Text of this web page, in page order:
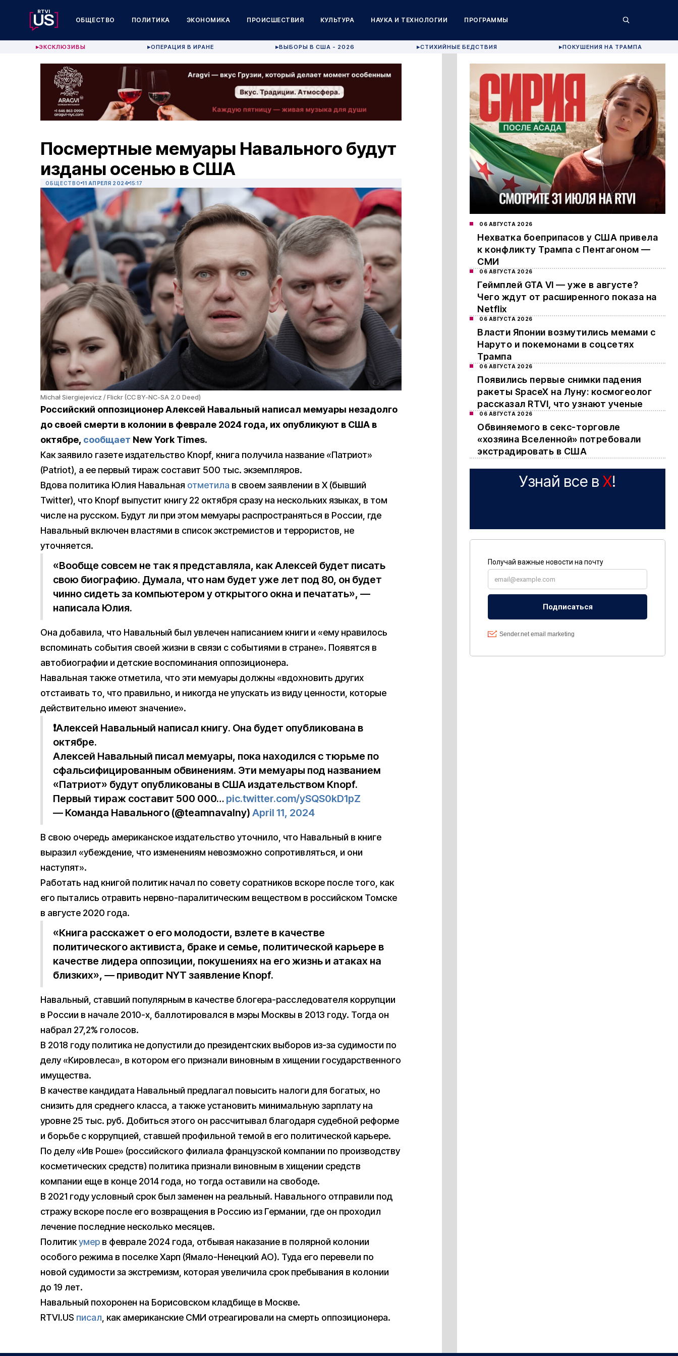
ОБЩЕСТВО ПОЛИТИКА ЭКОНОМИКА ПРОИСШЕСТВИЯ КУЛЬТУРА НАУКА И ТЕХНОЛОГИИ ПРОГРАММЫ
▶ЭКСКЛЮЗИВЫ ▶ОПЕРАЦИЯ В ИРАНЕ ▶ВЫБОРЫ В США - 2026 ▶СТИХИЙНЫЕ БЕДСТВИЯ ▶ПОКУШЕНИЯ НА ТРАМПА
Посмертные мемуары Навального будут
изданы осенью в США
ОБЩЕСТВО 11 АПРЕЛЯ 2024 15:17
Michał Siergiejevicz / Flickr (CC BY-NC-SA 2.0 Deed)
Российский оппозиционер Алексей Навальный написал мемуары незадолго
до своей смерти в колонии в феврале 2024 года, их опубликуют в США в
октябре, сообщает New York Times.
Как заявило газете издательство Knopf, книга получила название «Патриот»
(Patriot), а ее первый тираж составит 500 тыс. экземпляров.
Вдова политика Юлия Навальная отметила в своем заявлении в X (бывший
Twitter), что Knopf выпустит книгу 22 октября сразу на нескольких языках, в том
числе на русском. Будут ли при этом мемуары распространяться в России, где
Навальный включен властями в список экстремистов и террористов, не
уточняется.
«Вообще совсем не так я представляла, как Алексей будет писать
свою биографию. Думала, что нам будет уже лет под 80, он будет
чинно сидеть за компьютером у открытого окна и печатать», —
написала Юлия.
Она добавила, что Навальный был увлечен написанием книги и «ему нравилось
вспоминать события своей жизни в связи с событиями в стране». Появятся в
автобиографии и детские воспоминания оппозиционера.
Навальная также отметила, что эти мемуары должны «вдохновить других
отстаивать то, что правильно, и никогда не упускать из виду ценности, которые
действительно имеют значение».
❗️Алексей Навальный написал книгу. Она будет опубликована в
октябре.
Алексей Навальный писал мемуары, пока находился с тюрьме по
сфальсифицированным обвинениям. Эти мемуары под названием
«Патриот» будут опубликованы в США издательством Knopf.
Первый тираж составит 500 000… pic.twitter.com/ySQS0kD1pZ
— Команда Навального (@teamnavalny) April 11, 2024
В свою очередь американское издательство уточнило, что Навальный в книге
выразил «убеждение, что изменениям невозможно сопротивляться, и они
наступят».
Работать над книгой политик начал по совету соратников вскоре после того, как
его пытались отравить нервно-паралитическим веществом в российском Томске
в августе 2020 года.
«Книга расскажет о его молодости, взлете в качестве
политического активиста, браке и семье, политической карьере в
качестве лидера оппозиции, покушениях на его жизнь и атаках на
близких», — приводит NYT заявление Knopf.
Навальный, ставший популярным в качестве блогера-расследователя коррупции
в России в начале 2010-х, баллотировался в мэры Москвы в 2013 году. Тогда он
набрал 27,2% голосов.
В 2018 году политика не допустили до президентских выборов из-за судимости по
делу «Кировлеса», в котором его признали виновным в хищении государственного
имущества.
В качестве кандидата Навальный предлагал повысить налоги для богатых, но
снизить для среднего класса, а также установить минимальную зарплату на
уровне 25 тыс. руб. Добиться этого он рассчитывал благодаря судебной реформе
и борьбе с коррупцией, ставшей профильной темой в его политической карьере.
По делу «Ив Роше» (российского филиала французской компании по производству
косметических средств) политика признали виновным в хищении средств
компании еще в конце 2014 года, но тогда оставили на свободе.
В 2021 году условный срок был заменен на реальный. Навального отправили под
стражу вскоре после его возвращения в Россию из Германии, где он проходил
лечение последние несколько месяцев.
Политикумер в феврале 2024 года, отбывая наказание в полярной колонии
особого режима в поселке Харп (Ямало-Ненецкий АО). Туда его перевели по
новой судимости за экстремизм, которая увеличила срок пребывания в колонии
до 19 лет.
Навальный похоронен на Борисовском кладбище в Москве.
RTVI.US писал, как американские СМИ отреагировали на смерть оппозиционера.
06 АВГУСТА 2026
Нехватка боеприпасов у США привела
к конфликту Трампа с Пентагоном —
СМИ
06 АВГУСТА 2026
Геймплей GTA VI — уже в августе?
Чего ждут от расширенного показа на
Netflix
06 АВГУСТА 2026
Власти Японии возмутились мемами с
Наруто и покемонами в соцсетях
Трампа
06 АВГУСТА 2026
Появились первые снимки падения
ракеты SpaceX на Луну: космогеолог
рассказал RTVI, что узнают ученые
06 АВГУСТА 2026
Обвиняемого в секс-торговле
«хозяина Вселенной» потребовали
экстрадировать в США
Узнай все в X!